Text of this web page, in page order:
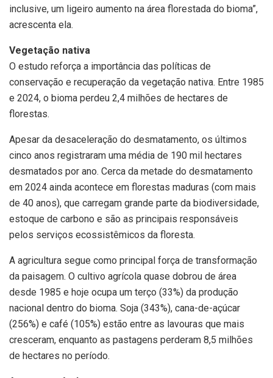
inclusive, um ligeiro aumento na área florestada do bioma”,
acrescenta ela.
Vegetação nativa
O estudo reforça a importância das políticas de
conservação e recuperação da vegetação nativa. Entre 1985
e 2024, o bioma perdeu 2,4 milhões de hectares de
florestas.
Apesar da desaceleração do desmatamento, os últimos
cinco anos registraram uma média de 190 mil hectares
desmatados por ano. Cerca da metade do desmatamento
em 2024 ainda acontece em florestas maduras (com mais
de 40 anos), que carregam grande parte da biodiversidade,
estoque de carbono e são as principais responsáveis
pelos serviços ecossistêmicos da floresta.
A agricultura segue como principal força de transformação
da paisagem. O cultivo agrícola quase dobrou de área
desde 1985 e hoje ocupa um terço (33%) da produção
nacional dentro do bioma. Soja (343%), cana-de-açúcar
(256%) e café (105%) estão entre as lavouras que mais
cresceram, enquanto as pastagens perderam 8,5 milhões
de hectares no período.